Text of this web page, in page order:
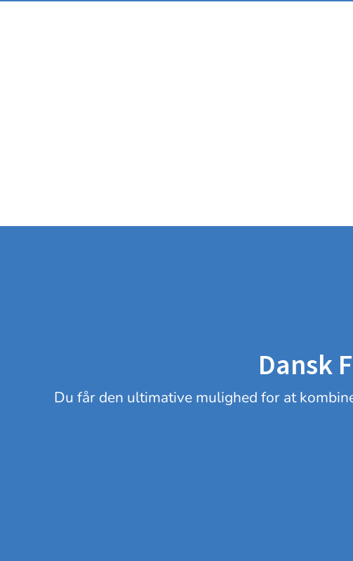
Dansk
Du får den ultimative mulighed for at